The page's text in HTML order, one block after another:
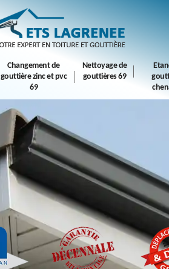
Changement de
gouttière zinc et pvc
69
Nettoyage de
gouttières 69